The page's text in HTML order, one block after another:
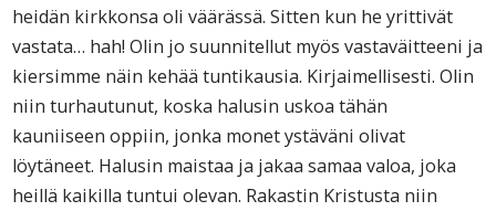
heidän kirkkonsa oli väärässä. Sitten kun he yrittivät
vastata… hah! Olin jo suunnitellut myös vastaväitteeni ja
kiersimme näin kehää tuntikausia. Kirjaimellisesti. Olin
niin turhautunut, koska halusin uskoa tähän
kauniiseen oppiin, jonka monet ystäväni olivat
löytäneet. Halusin maistaa ja jakaa samaa valoa, joka
heillä kaikilla tuntui olevan. Rakastin Kristusta niin